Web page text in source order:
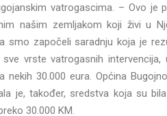
vatrogascima. – Ovo je
našim zemljakom koji živi u
smo započeli saradnju koja je
vrste vatrogasnih intervencija,
30.000 eura. Općina
je, također, sredstva koja su
30.000 KM.